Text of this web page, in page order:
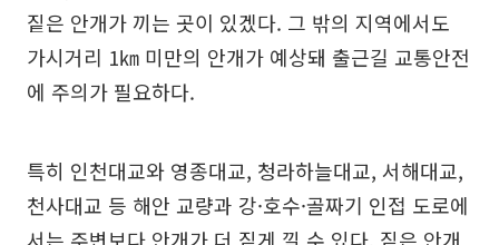
짙은 안개가 끼는 곳이 있겠다. 그 밖의 지역에서도
가시거리 1㎞ 미만의 안개가 예상돼 출근길 교통안전
에 주의가 필요하다.
특히 인천대교와 영종대교, 청라하늘대교, 서해대교,
천사대교 등 해안 교량과 강·호수·골짜기 인접 도로에
서는 주변보다 안개가 더 짙게 낄 수 있다. 짙은 안개